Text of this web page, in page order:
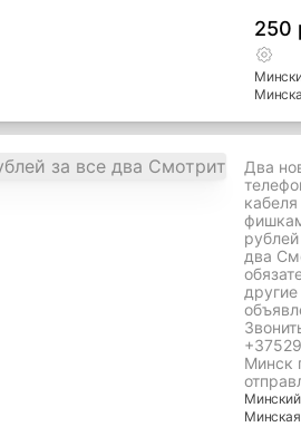
250
Два
кабеля
два
другие
Минск
Минский
Минская